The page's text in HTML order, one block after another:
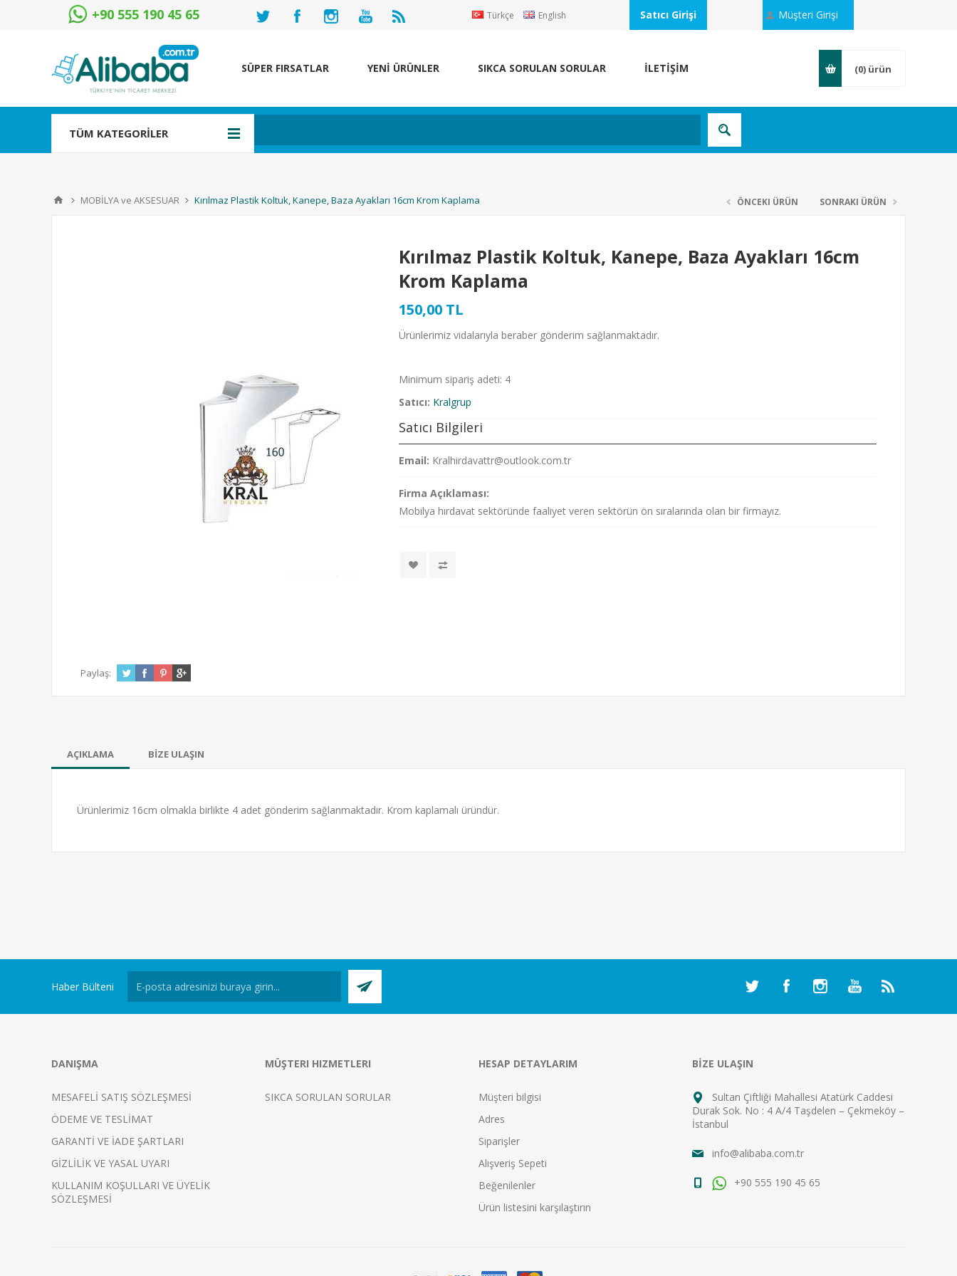
+90 555 190 45 65 Türkçe English Satıcı Girişi Müşteri Girişi
SÜPER FIRSATLAR YENİ ÜRÜNLER SIKCA SORULAN SORULAR İLETİŞİM (0) ürün
TÜM KATEGORİLER
MOBİLYA ve AKSESUAR Kırılmaz Plastik Koltuk, Kanepe, Baza Ayakları 16cm Krom Kaplama ÖNCEKI ÜRÜN SONRAKI ÜRÜN
Kırılmaz Plastik Koltuk, Kanepe, Baza Ayakları 16cm
Krom Kaplama
150,00 TL
Ürünlerimiz vidalarıyla beraber gönderim sağlanmaktadır.
Minimum sipariş adeti: 4
Satıcı: Kralgrup
Satıcı Bilgileri
Email: Kralhirdavattr@outlook.com.tr
Firma Açıklaması:
Mobilya hırdavat sektöründe faaliyet veren sektörün ön sıralarında olan bir firmayız.
Paylaş:
AÇIKLAMA BİZE ULAŞIN
Ürünlerimiz 16cm olmakla birlikte 4 adet gönderim sağlanmaktadır. Krom kaplamalı üründür.
Haber Bülteni
DANIŞMA
MESAFELİ SATIŞ SÖZLEŞMESİ
ÖDEME VE TESLİMAT
GARANTİ VE İADE ŞARTLARI
GİZLİLİK VE YASAL UYARI
KULLANIM KOŞULLARI VE ÜYELİK
SÖZLEŞMESİ
MÜŞTERI HIZMETLERI
SIKCA SORULAN SORULAR
HESAP DETAYLARIM
Müşteri bilgisi
Adres
Siparişler
Alışveriş Sepeti
Beğenilenler
Ürün listesini karşılaştırın
BİZE ULAŞIN
Sultan Çiftliği Mahallesi Atatürk Caddesi
Durak Sok. No : 4 A/4 Taşdelen – Çekmeköy –
İstanbul
info@alibaba.com.tr
+90 555 190 45 65